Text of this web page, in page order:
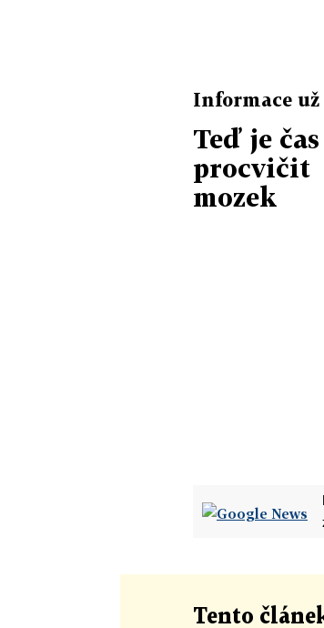
Informace už
Teď je čas
procvičit
mozek
Tento